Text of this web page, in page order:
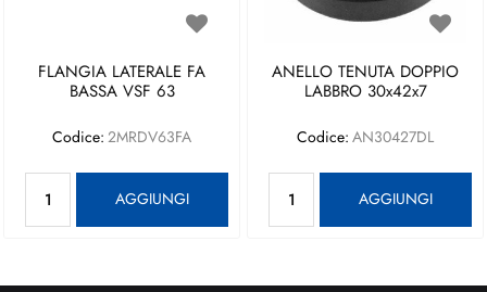
FLANGIA LATERALE FA
BASSA VSF 63
Codice: 2MRDV63FA
AGGIUNGI
ANELLO TENUTA DOPPIO
LABBRO 30x42x7
Codice: AN30427DL
AGGIUNGI